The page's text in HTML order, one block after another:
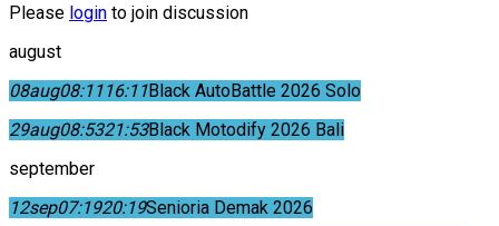
Please login to join discussion
august
08aug08:1116:11Black AutoBattle 2026 Solo
29aug08:5321:53Black Motodify 2026 Bali
september
12sep07:1920:19Senioria Demak 2026